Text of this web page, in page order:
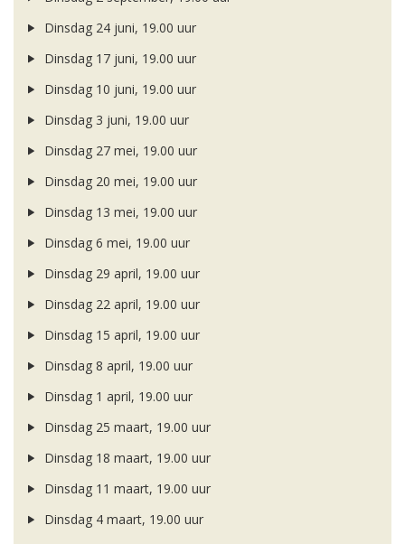
Dinsdag 24 juni, 19.00 uur
Dinsdag 17 juni, 19.00 uur
Dinsdag 10 juni, 19.00 uur
Dinsdag 3 juni, 19.00 uur
Dinsdag 27 mei, 19.00 uur
Dinsdag 20 mei, 19.00 uur
Dinsdag 13 mei, 19.00 uur
Dinsdag 6 mei, 19.00 uur
Dinsdag 29 april, 19.00 uur
Dinsdag 22 april, 19.00 uur
Dinsdag 15 april, 19.00 uur
Dinsdag 8 april, 19.00 uur
Dinsdag 1 april, 19.00 uur
Dinsdag 25 maart, 19.00 uur
Dinsdag 18 maart, 19.00 uur
Dinsdag 11 maart, 19.00 uur
Dinsdag 4 maart, 19.00 uur